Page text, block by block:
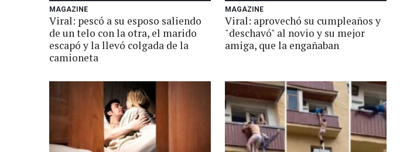
MAGAZINE
Viral: pescó a su esposo saliendo
de un telo con la otra, el marido
escapó y la llevó colgada de la
camioneta
MAGAZINE
Viral: aprovechó su cumpleaños y
"deschavó" al novio y su mejor
amiga, que la engañaban